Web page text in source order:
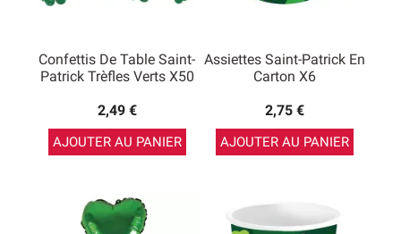
Confettis De Table Saint-
Patrick Trèfles Verts X50
2,49 €
AJOUTER AU PANIER
Assiettes Saint-Patrick En
Carton X6
2,75 €
AJOUTER AU PANIER